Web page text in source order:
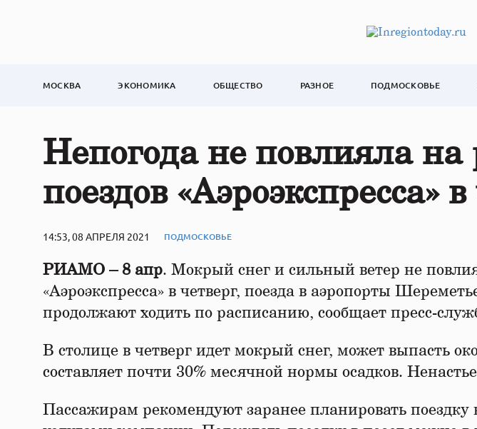
МОСКВА ЭКОНОМИКА ОБЩЕСТВО РАЗНОЕ ПОДМОСКОВЬЕ
Непогода не повлияла на
поездов «Аэроэкспресса» в
14:53, 08 АПРЕЛЯ 2021 ПОДМОСКОВЬЕ
РИАМО – 8 апр. Мокрый снег и сильный ветер не
«Аэроэкспресса» в четверг, поезда в аэропорты
продолжают ходить по расписанию, сообщает пресс-
В столице в четверг идет мокрый снег, может выпасть
составляет почти 30% месячной нормы осадков.
Пассажирам рекомендуют заранее планировать поездку